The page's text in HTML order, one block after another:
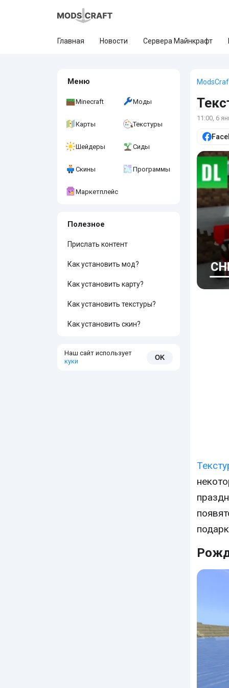
Главная Новости Сервера Майнкрафт
Меню
Minecraft Моды
Карты Текстуры
Шейдеры Сиды
Скины Программы
Маркетплейс
Полезное
Прислать контент
Как установить мод?
Как установить карту?
Как установить текстуры?
Как установить скин?
Наш сайт использует
куки
OK
11:00, 6